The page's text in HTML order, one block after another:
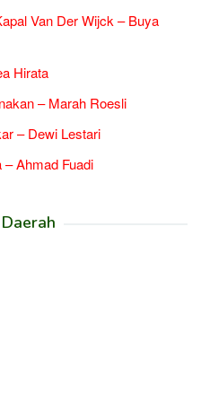
Van Der Wijck – Buya
Hirata
– Marah Roesli
– Dewi Lestari
Ahmad Fuadi